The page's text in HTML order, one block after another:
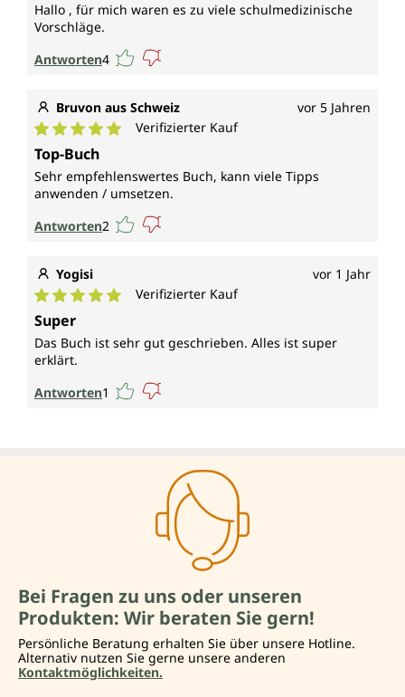
Hallo , für mich waren es zu viele schulmedizinische
Vorschläge.
Antworten4
Bruvon aus Schweiz vor 5 Jahren
Durchschnittliche Bewertung von 5 von 5 Sternen
Verifizierter Kauf
Top-Buch
Sehr empfehlenswertes Buch, kann viele Tipps
anwenden / umsetzen.
Antworten2
Yogisi vor 1 Jahr
Durchschnittliche Bewertung von 5 von 5 Sternen
Verifizierter Kauf
Super
Das Buch ist sehr gut geschrieben. Alles ist super
erklärt.
Antworten1
Bei Fragen zu uns oder unseren
Produkten: Wir beraten Sie gern!
Persönliche Beratung erhalten Sie über unsere Hotline.
Alternativ nutzen Sie gerne unsere anderen
Kontaktmöglichkeiten.